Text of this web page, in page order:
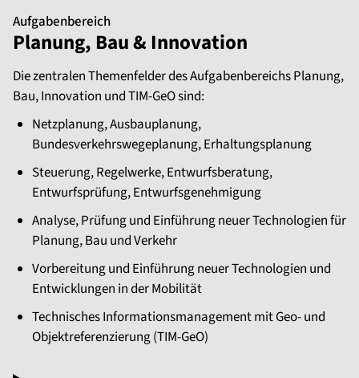
Aufgabenbereich
Planung, Bau & Innovation
Die zentralen Themenfelder des Aufgabenbereichs Planung,
Bau, Innovation und TIM-GeO sind:
Netzplanung, Ausbauplanung,
Bundesverkehrswegeplanung, Erhaltungsplanung
Steuerung, Regelwerke, Entwurfsberatung,
Entwurfsprüfung, Entwurfsgenehmigung
Analyse, Prüfung und Einführung neuer Technologien für
Planung, Bau und Verkehr
Vorbereitung und Einführung neuer Technologien und
Entwicklungen in der Mobilität
Technisches Informationsmanagement mit Geo- und
Objektreferenzierung (TIM-GeO)